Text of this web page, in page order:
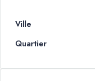
Ville
Quartier